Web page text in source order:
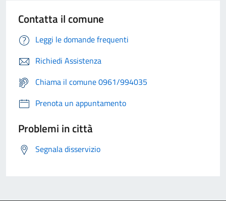
Contatta il comune
Leggi le domande frequenti
Richiedi Assistenza
Chiama il comune 0961/994035
Prenota un appuntamento
Problemi in città
Segnala disservizio